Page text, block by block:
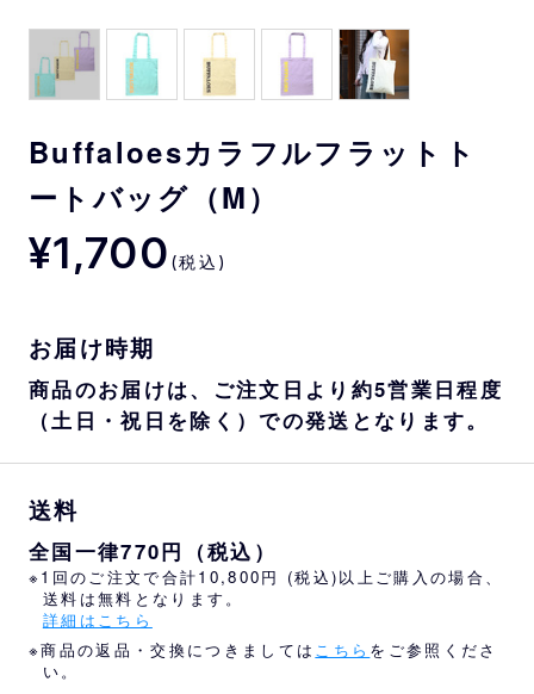
Buffaloesカラフルフラットト
ートバッグ（M）
¥1,700 (税込)
お届け時期
商品のお届けは、ご注文日より約5営業日程度
（土日・祝日を除く）での発送となります。
送料
全国一律770円（税込）
※1回のご注文で合計10,800円 (税込)以上ご購入の場合、
送料は無料となります。
詳細はこちら
※商品の返品・交換につきましては こちら をご参照くださ
い。